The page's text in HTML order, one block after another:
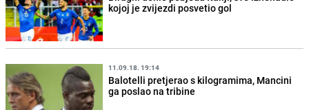
kojoj je zvijezdi posvetio gol
11.09.18. 19:14
Balotelli pretjerao s kilogramima, Mancini
ga poslao na tribine